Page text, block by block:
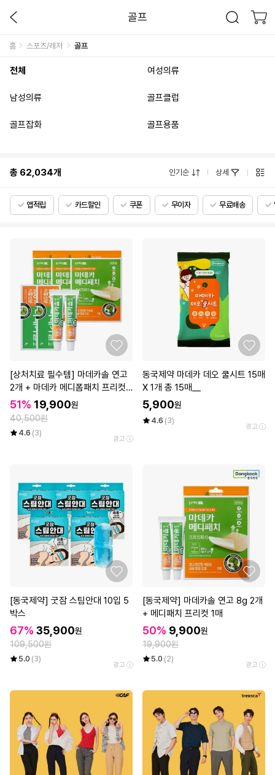
골프
홈 스포츠/레저 골프
전체 여성의류
남성의류 골프클럽
골프잡화 골프용품
총 62,034개 인기순 상세
앱적립 카드할인 쿠폰 무이자 무료배송
[상처치료 필수템] 마데카솔 연고
2개 + 마데카 메디폼패치 프리컷
2매*3개
51% 19,900원
40,500원
4.6 (3)
광고
동국제약 마데카 데오 쿨시트 15매
X 1개 총 15매__
5,900원
4.6 (3)
광고
[동국제약] 굿잠 스팀안대 10입 5
박스
67% 35,900원
109,500원
5.0 (3)
광고
[동국제약] 마데카솔 연고 8g 2개
+ 메디패치 프리컷 1매
50% 9,900원
19,900원
5.0 (2)
광고